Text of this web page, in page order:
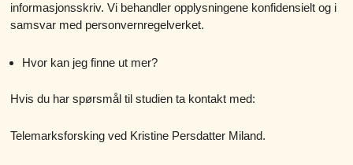
informasjonsskriv. Vi behandler opplysningene konfidensielt og i
samsvar med personvernregelverket.
Hvor kan jeg finne ut mer?
Hvis du har spørsmål til studien ta kontakt med:
Telemarksforsking ved Kristine Persdatter Miland.